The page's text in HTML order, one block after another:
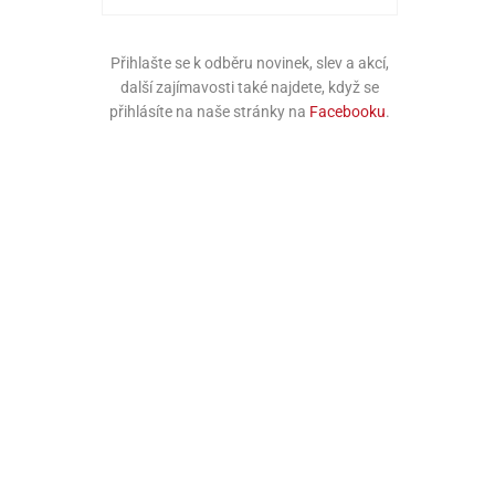
Přihlašte se k odběru novinek, slev a akcí,
další zajímavosti také najdete, když se
přihlásíte na naše stránky na Facebooku.